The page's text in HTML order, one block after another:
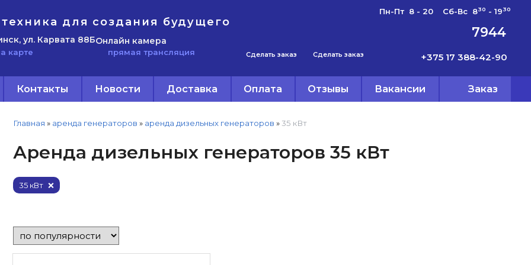
для создания будущего
ул. Карвата 88Б
карте
Онлайн камера
прямая трансляция Сделать заказ Сделать заказ
Пн-Пт 8 - 20 Сб-Вс 830 - 1930
7944
+375 17 388-42-90
Контакты Новости Доставка Оплата Отзывы Вакансии Заказ
Главная » аренда генераторов » аренда дизельных генераторов » 35 кВт
Аренда дизельных генераторов 35 кВт
35 кВт